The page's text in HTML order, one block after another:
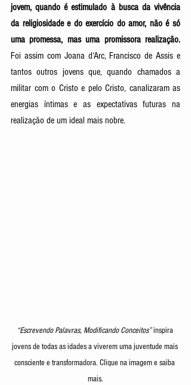
jovem, quando é estimulado à busca da vivência
da religiosidade e do exercício do amor, não é só
uma promessa, mas uma promissora realização.
Foi assim com Joana d‘Arc, Francisco de Assis e
tantos outros jovens que, quando chamados a
militar com o Cristo e pelo Cristo, canalizaram as
energias íntimas e as expectativas futuras na
realização de um ideal mais nobre.
“Escrevendo Palavras, Modificando Conceitos” inspira
jovens de todas as idades a viverem uma juventude mais
consciente e transformadora. Clique na imagem e saiba
mais.